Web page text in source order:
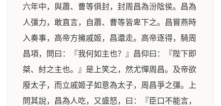
六年中，與蕭、曹等俱封，封周昌為汾陰侯。昌為
人彊力，敢直言，自蕭、曹等皆卑下之。昌嘗燕時
入奏事，高帝方擁戚姬，昌還走。高帝逐得，騎周
昌項，問曰：『我何如主也？』昌仰曰：『陛下即
桀、紂之主也。』是上笑之，然尤憚周昌。及帝欲
廢太子，而立戚姬子如意為太子，周昌爭之彊。上
問其說，昌為人吃，又盛怒，曰：『臣口不能言，